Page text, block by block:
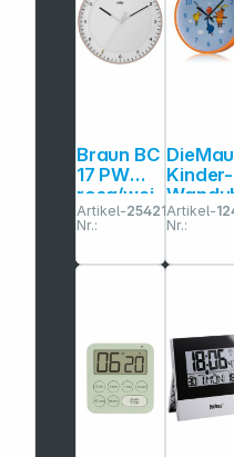
Braun BC
17 PW
rosa/wei
ß
Quarzwa
nduhr,
analog
Artikel-
Nr.:
254216
Kinder-
Maus,
Elefant
Artikel-
Nr.: